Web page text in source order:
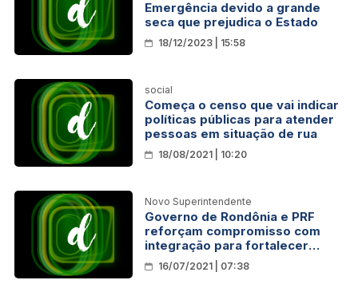
Emergência devido a grande
seca que prejudica o Estado
18/12/2023 | 15:58
social
Começa o censo que vai indicar
políticas públicas para atender
pessoas em situação de rua
18/08/2021 | 10:20
Novo Superintendente
Governo de Rondônia e PRF
reforçam compromisso com
integração para fortalecer
segurança pública no Estado
16/07/2021 | 07:38